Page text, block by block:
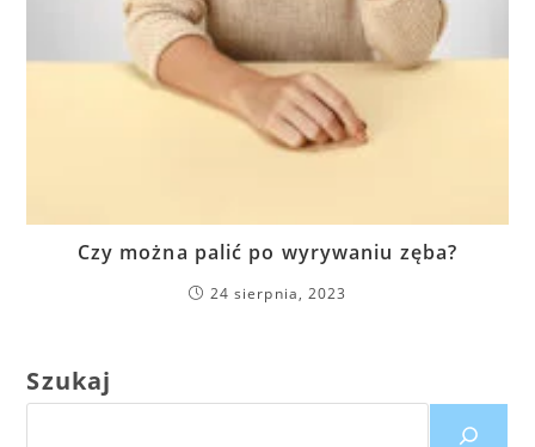
Czy można palić po wyrywaniu zęba?
24 sierpnia, 2023
Szukaj